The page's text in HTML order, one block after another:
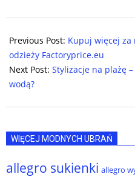
08-
09
Previous Post: Kupuj więcej
odzieży Factoryprice.eu
Next Post: Stylizacje na plażę
wodą?
WIĘCEJ MODNYCH UBRAŃ
allegro sukienki allegro